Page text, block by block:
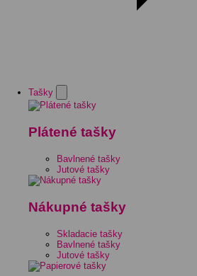
Tašky
Plátené tašky
Bavlnené tašky
Jutové tašky
Nákupné tašky
Skladacie tašky
Bavlnené tašky
Jutové tašky